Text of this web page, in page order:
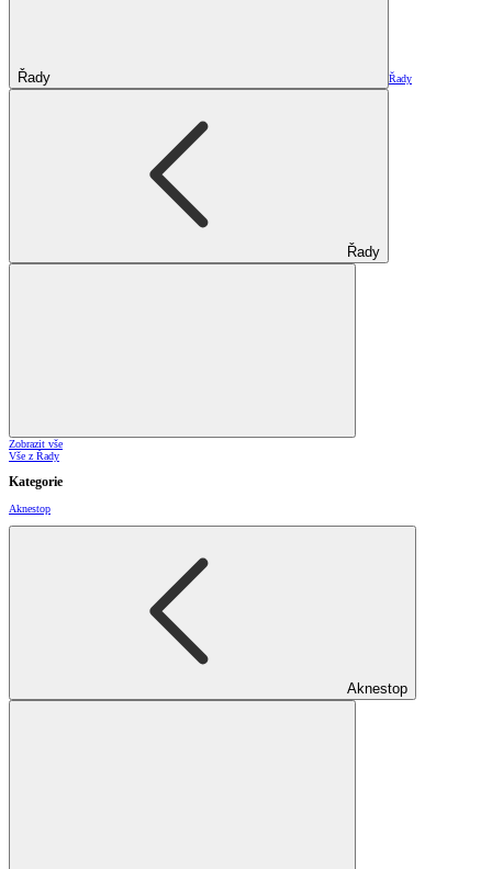
Řady Řady
Řady
Zobrazit vše
Vše z Řady
Kategorie
Aknestop
Aknestop